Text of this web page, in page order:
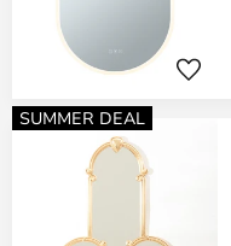
SUMMER DEAL